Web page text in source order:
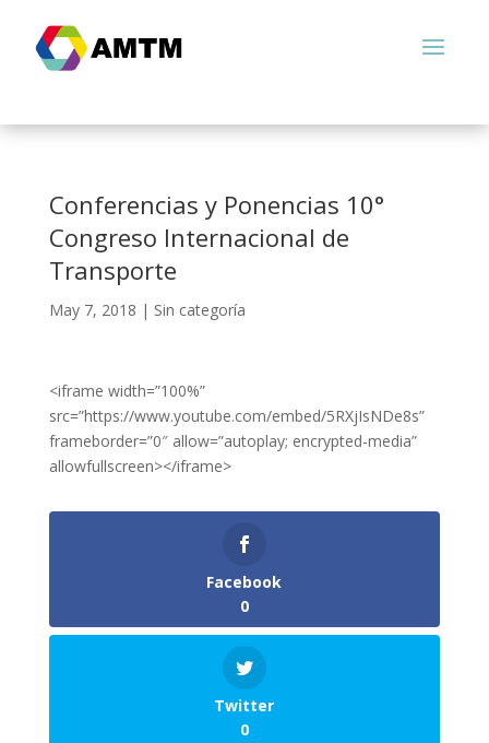
Conferencias y Ponencias 10°
Congreso Internacional de
Transporte
May 7, 2018 | Sin categoría
<iframe width=”100%”
src=”https://www.youtube.com/embed/5RXjIsNDe8s”
frameborder=”0″ allow=”autoplay; encrypted-media”
allowfullscreen></iframe>
Facebook
0
Twitter
0